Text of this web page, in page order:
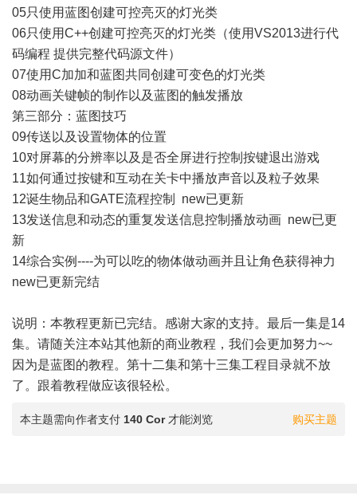
05只使用蓝图创建可控亮灭的灯光类
06只使用C++创建可控亮灭的灯光类（使用VS2013进行代
码编程 提供完整代码源文件）
07使用C加加和蓝图共同创建可变色的灯光类
08动画关键帧的制作以及蓝图的触发播放
第三部分：蓝图技巧
09传送以及设置物体的位置
10对屏幕的分辨率以及是否全屏进行控制按键退出游戏
11如何通过按键和互动在关卡中播放声音以及粒子效果
12诞生物品和GATE流程控制 new已更新
13发送信息和动态的重复发送信息控制播放动画 new已更
新
14综合实例----为可以吃的物体做动画并且让角色获得神力
new已更新完结
说明：本教程更新已完结。感谢大家的支持。最后一集是14
集。请随关注本站其他新的商业教程，我们会更加努力~~
因为是蓝图的教程。第十二集和第十三集工程目录就不放
了。跟着教程做应该很轻松。
购买主题
本主题需向作者支付 140 Cor才能浏览